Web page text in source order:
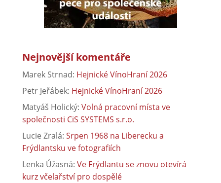
Nejnovější komentáře
Marek Strnad: Hejnické VínoHraní 2026
Petr Jeřábek: Hejnické VínoHraní 2026
Matyáš Holický: Volná pracovní místa ve
společnosti CiS SYSTEMS s.r.o.
Lucie Zralá: Srpen 1968 na Liberecku a
Frýdlantsku ve fotografiích
Lenka Úžasná: Ve Frýdlantu se znovu otevírá
kurz včelařství pro dospělé